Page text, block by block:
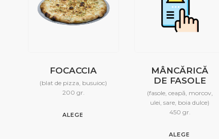
FOCACCIA
(blat de pizza, busuioc)
200 gr.
ALEGE
MÂNCĂRICĂ
DE FASOLE
(fasole, ceapă, morcov,
ulei, sare, boia dulce)
450 gr.
ALEGE